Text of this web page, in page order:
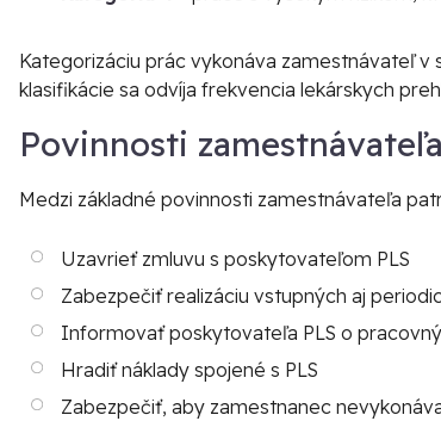
Kategorizáciu prác vykonáva zamestnávateľ v
klasifikácie sa odvíja frekvencia lekárskych
Povinnosti zamestnávateľa
Medzi základné povinnosti zamestnávateľa
Uzavrieť zmluvu s poskytovateľom PLS
Zabezpečiť realizáciu vstupných aj
Informovať poskytovateľa PLS o
Hradiť náklady spojené s PLS
Zabezpečiť, aby zamestnanec